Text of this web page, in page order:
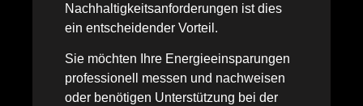
Nachhaltigkeitsanforderungen ist dies
ein entscheidender Vorteil.
Sie möchten Ihre Energieeinsparungen
professionell messen und nachweisen
oder benötigen Unterstützung bei der